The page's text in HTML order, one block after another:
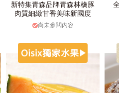
新特集青森品牌青森林檎豚
肉質細緻甘香美味新國度
尚未參閱內容